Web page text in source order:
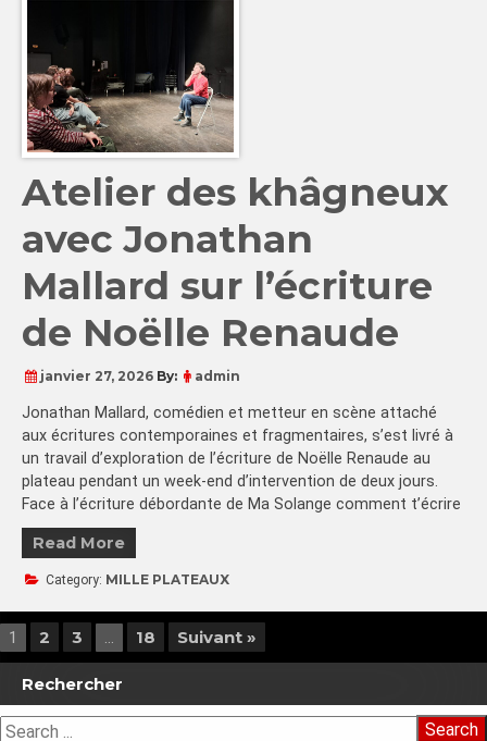
Atelier des khâgneux
avec Jonathan
Mallard sur l’écriture
de Noëlle Renaude
janvier 27, 2026 By: admin
Jonathan Mallard, comédien et metteur en scène attaché
aux écritures contemporaines et fragmentaires, s’est livré à
un travail d’exploration de l’écriture de Noëlle Renaude au
plateau pendant un week-end d’intervention de deux jours.
Face à l’écriture débordante de Ma Solange comment t’écrire
Read More
Category: MILLE PLATEAUX
1 2 3 … 18 Suivant »
Rechercher
Search